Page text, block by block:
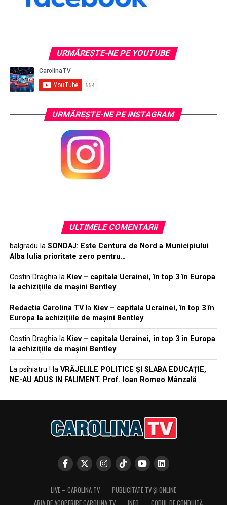
URMĂREŞTE-NE PE YOUTUBE
URMĂREŞTE-NE PE INSTAGRAM
ULTIMELE COMENTARII
balgradu la SONDAJ: Este Centura de Nord a Municipiului
Alba Iulia prioritate zero pentru…
Costin Draghiala Kiev – capitala Ucrainei, în top 3 în Europa
la achizițiile de mașini Bentley
Redactia Carolina TVla Kiev – capitala Ucrainei, în top 3 în
Europa la achizițiile de mașini Bentley
Costin Draghiala Kiev – capitala Ucrainei, în top 3 în Europa
la achizițiile de mașini Bentley
La psihiatru ! la VRĂJELILE POLITICE ȘI SLABA EDUCAȚIE,
NE-AU ADUS IN FALIMENT. Prof. Ioan Romeo Mânzală
LIVE – CAROLINA TV
PUBLICITATE TV ȘI ONLINE